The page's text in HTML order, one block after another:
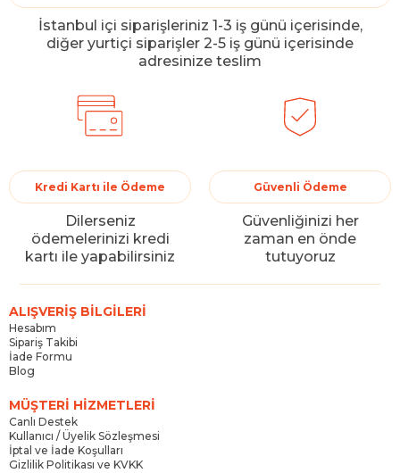
İstanbul içi siparişleriniz 1-3 iş günü içerisinde,
diğer yurtiçi siparişler 2-5 iş günü içerisinde
adresinize teslim
Kredi Kartı ile Ödeme
Dilerseniz
ödemelerinizi kredi
kartı ile yapabilirsiniz
Güvenli Ödeme
Güvenliğinizi her
zaman en önde
tutuyoruz
ALIŞVERİŞ BİLGİLERİ
Hesabım
Sipariş Takibi
İade Formu
Blog
MÜŞTERİ HİZMETLERİ
Canlı Destek
Kullanıcı / Üyelik Sözleşmesi
İptal ve İade Koşulları
Gizlilik Politikası ve KVKK